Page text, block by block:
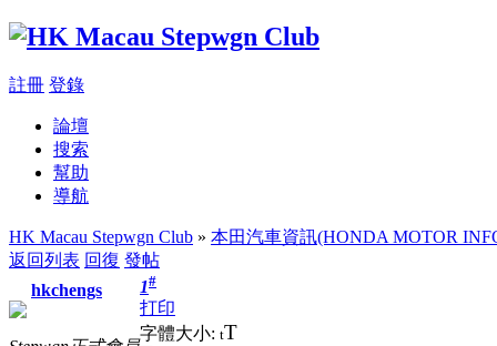
註冊 登錄
論壇
搜索
幫助
導航
HK Macau Stepwgn Club » 本田汽車資訊(HONDA MOTOR
返回列表 回復 發帖
hkchengs
1#
打印
字體大小: tT